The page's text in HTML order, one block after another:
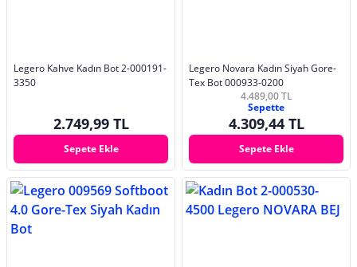
Legero Kahve Kadın Bot 2-000191-
3350
2.749,99 TL
Sepete Ekle
Legero Novara Kadın Siyah Gore-
Tex Bot 000933-0200
4.489,00 TL
Sepette
4.309,44 TL
Sepete Ekle